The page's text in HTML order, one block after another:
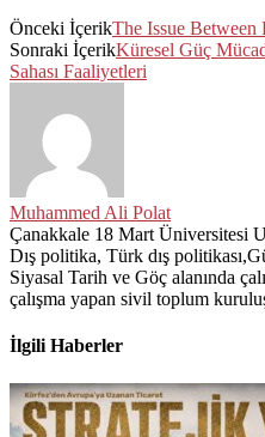
Önceki İçerikThe Issue Between
Sonraki İçerikKüresel Güç
Sahası Faaliyetleri
Muhammed Ali Polat
Çanakkale 18 Mart Üniversitesi
Dış politika, Türk dış
Siyasal Tarih ve Göç alanında
çalışma yapan sivil toplum
İlgili Haberler